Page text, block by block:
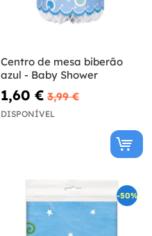
Centro de mesa biberão
azul - Baby Shower
1,60 € 3,99 €
DISPONÍVEL
-50%